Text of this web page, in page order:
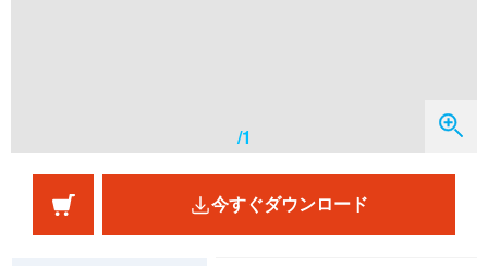
/1
今すぐダウンロード